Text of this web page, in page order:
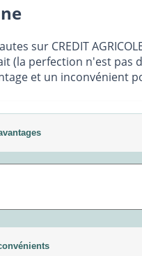
sur CREDIT
perfection n'est pas
et un inconvénient